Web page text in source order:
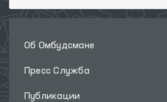
Об Омбудсмане
Пресс Служба
Публикации